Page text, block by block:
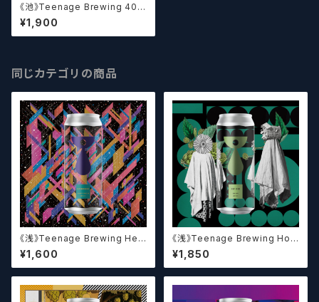
《池》Teenage Brewing 400
// ヨンヒャク【クラフトビール】
¥1,900
同じカテゴリの商品
《浅》Teenage Brewing Het
erophonic // ヘテロフォニック
【クラフトビール】
¥1,600
《浅》Teenage Brewing Hop
Icon // ホップアイコン【クラフト
ビール】
¥1,850